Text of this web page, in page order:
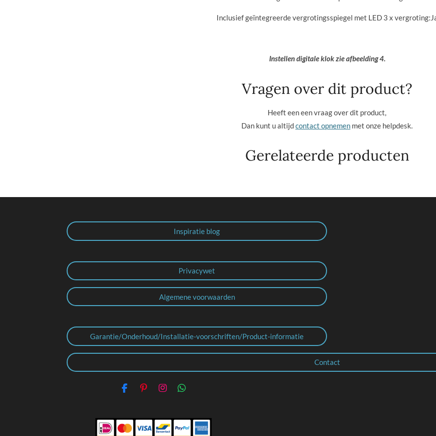
Inclusief geïntegreerde vergrotingsspiegel met LED 3 x vergroting:
Instellen digitale klok zie afbeelding 4.
Vragen over dit product?
Heeft een een vraag over dit product,
Dan kunt u altijdcontact opnemen met onze helpdesk.
Gerelateerde producten
Inspiratie blog
Privacywet
Algemene voorwaarden
Garantie/Onderhoud/Installatie-voorschriften/Product-informatie
Contact
F
e
b
P
t
e
I
t
a
W
t
s